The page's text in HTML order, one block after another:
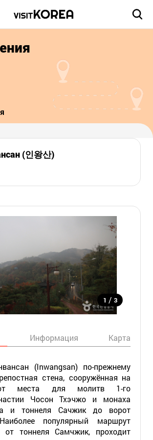
(인왕산)
1 / 3
Информация Карта
(Inwangsan) по-прежнему
стена, сооружённая на
места для молитв 1-го
Чосон Тхэчжо и монаха
и тоннеля Сачжик до ворот
популярный маршрут
от тоннеля Самчжик, проходит